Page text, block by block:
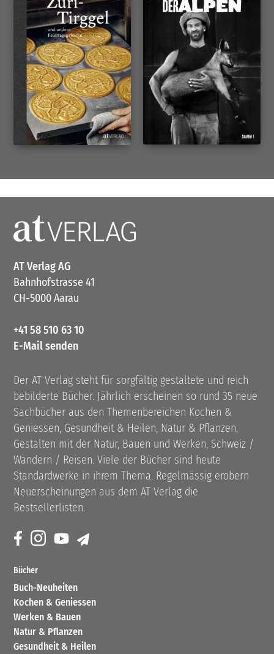
AT Verlag AG
Bahnhofstrasse 41
CH-5000 Aarau
+41 58 510 63 10
E-Mail senden
Der AT Verlag steht für sorgfältig gestaltete und reich
bebilderte Bücher. Jährlich erscheinen so rund 35 neue
Sachbücher aus den Themenbereichen Kochen &
Geniessen, Gesundheit & Heilen, Natur & Pflanzen,
Gestalten mit der Natur, Bauen und Werken, Schweiz /
Wandern / Reisen. Viele der Bücher sind heute
Standardwerke in ihrem Thema. Regelmässig erobern
Neuerscheinungen aus dem AT Verlag die
Bestsellerlisten.
Bücher
Buch-Neuheiten
Kochen & Geniessen
Werken & Bauen
Natur & Pflanzen
Gesundheit & Heilen